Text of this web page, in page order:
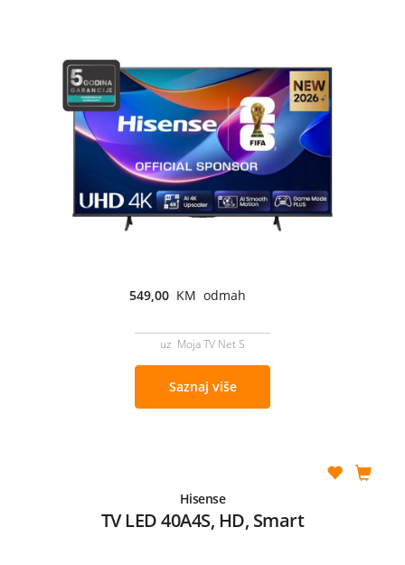
549,00 KM odmah
uz Moja TV Net S
Saznaj više
Hisense
TV LED 40A4S, HD, Smart